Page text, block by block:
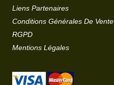
Liens Partenaires
Conditions Générales De Vente
RGPD
Mentions Légales